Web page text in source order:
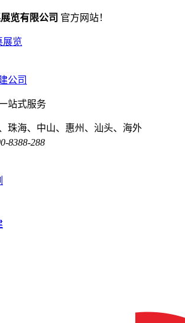
览有限公司 官方网站！
展览
站式服务
珠海、中山、惠州、汕头、海外
8388-288